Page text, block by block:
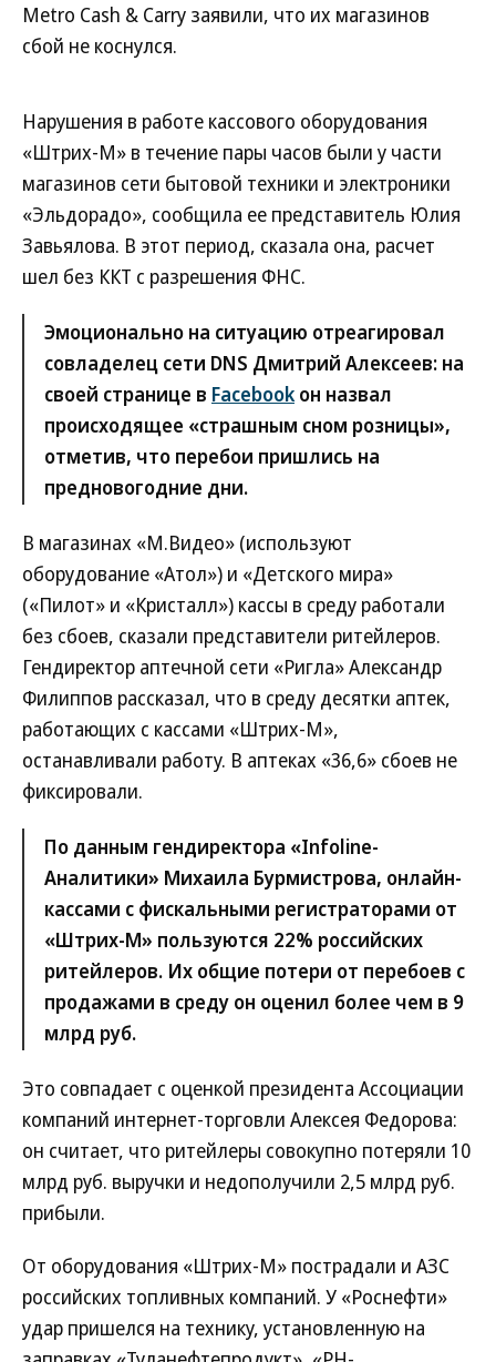
Metro Cash & Carry заявили, что их магазинов
сбой не коснулся.
Нарушения в работе кассового оборудования
«Штрих-М» в течение пары часов были у части
магазинов сети бытовой техники и электроники
«Эльдорадо», сообщила ее представитель Юлия
Завьялова. В этот период, сказала она, расчет
шел без ККТ с разрешения ФНС.
Эмоционально на ситуацию отреагировал
совладелец сети DNS Дмитрий Алексеев: на
своей странице в Facebookон назвал
происходящее «страшным сном розницы»,
отметив, что перебои пришлись на
предновогодние дни.
В магазинах «М.Видео» (используют
оборудование «Атол») и «Детского мира»
(«Пилот» и «Кристалл») кассы в среду работали
без сбоев, сказали представители ритейлеров.
Гендиректор аптечной сети «Ригла» Александр
Филиппов рассказал, что в среду десятки аптек,
работающих с кассами «Штрих-М»,
останавливали работу. В аптеках «36,6» сбоев не
фиксировали.
По данным гендиректора «Infoline-
Аналитики» Михаила Бурмистрова, онлайн-
кассами с фискальными регистраторами от
«Штрих-М» пользуются 22% российских
ритейлеров. Их общие потери от перебоев с
продажами в среду он оценил более чем в 9
млрд руб.
Это совпадает с оценкой президента Ассоциации
компаний интернет-торговли Алексея Федорова:
он считает, что ритейлеры совокупно потеряли 10
млрд руб. выручки и недополучили 2,5 млрд руб.
прибыли.
От оборудования «Штрих-М» пострадали и АЗС
российских топливных компаний. У «Роснефти»
удар пришелся на технику, установленную на